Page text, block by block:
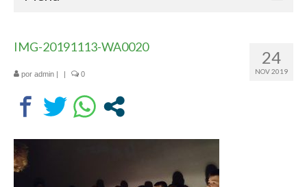
Departamentos
24
NOV 2019
IMG-20191113-WA0020
por admin | | 0